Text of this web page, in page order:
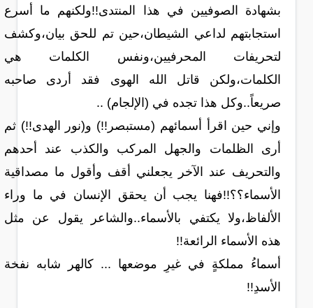
بشهادة الصوفيين في هذا المنتدى!!ولكنهم ما أسرع
استجابتهم لداعي الشيطان،حين تم للحق بيان،وكشف
لتحريفات المحرفيين،ونفس الكلمات هي
الكلمات،ولكن قاتل الله الهوى فقد أردى صاحبه
صريعاً..وكل هذا تجده في (الإلجام) ..
وإني حين اقرأ أسمائهم (مستبصر!!) و(نور الهدى!!) ثم
أرى الظلمات والجهل المركب والكذب عند أحدهم
والتحريف عند الآخر يجعلني أقف وأقول ما مصداقية
الأسماء؟؟!!فهنا يجب أن يحقق الإنسان في ما وراء
الألفاظ،ولا يكتفي بالأسماء..والشاعر يقول عن مثل
هذه الأسماء الرائعة!!
أسماءُ مملكةٍ في غيرِ موضعها ... كالهر شابه نفخة
الأسدِ!!